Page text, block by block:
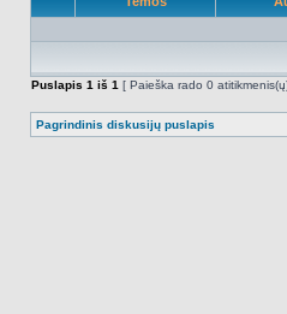
Puslapis 1 iš 1 [ Paieška rado 0
Pagrindinis diskusijų puslapis